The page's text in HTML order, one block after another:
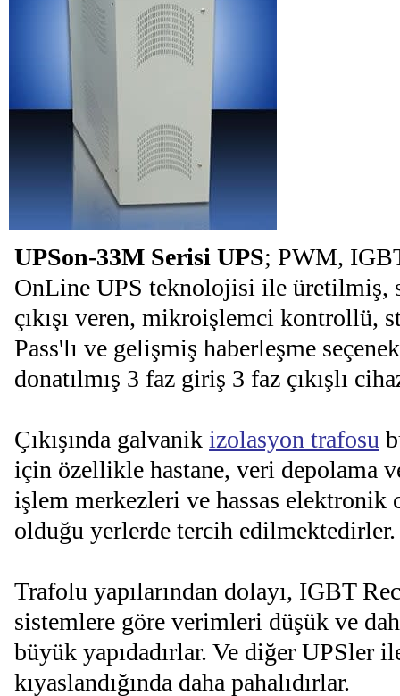
UPSon-33M Serisi UPS; PWM,
OnLine UPS teknolojisi ile üretilmiş,
çıkışı veren, mikroişlemci kontrollü,
Pass'lı ve gelişmiş haberleşme
donatılmış 3 faz giriş 3 faz çıkışlı
Çıkışında galvanik izolasyon trafosu
için özellikle hastane, veri depolama
işlem merkezleri ve hassas elektronik
olduğu yerlerde tercih edilmektedirler.
Trafolu yapılarından dolayı, IGBT
sistemlere göre verimleri düşük ve
büyük yapıdadırlar. Ve diğer UPSler
kıyaslandığında daha pahalıdırlar.